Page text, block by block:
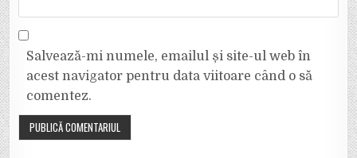
Salvează-mi numele, emailul și site-ul web în
acest navigator pentru data viitoare când o să
comentez.